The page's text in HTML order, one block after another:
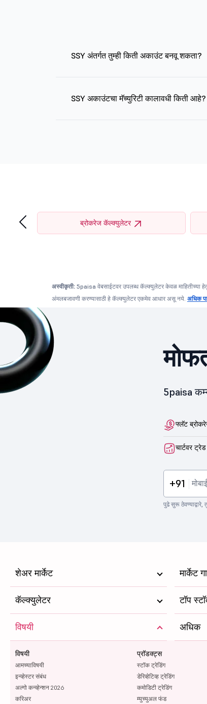
SSY अंतर्गत तुम्ही किती अकाउंट बनवू शकता?
SSY अकाउंटचा मॅच्युरिटी कालावधी किती आहे?
ब्रोकरेज कॅल्क्युलेटर
‹
अस्वीकृती: 5paisa वेबसाईटवर उपलब्ध कॅल्क्युलेटर केवळ माहितीच्या
अंमलबजावणी करण्यासाठी हे कॅल्क्युलेटर एकमेव आधार असू नये. अधिक
5paisa
फ्लॅट
चार्टवर
+91
पुढे सुरू ठेवण्याद्वारे,
शेअर मार्केट मार्केट
कॅल्क्युलेटर टॉप
विषयी
विषयी
आमच्याविषयी
इन्व्हेस्टर संबंध
अल्गो कन्व्हेन्शन 2026
करिअर
प्रॉडक्ट्स
स्टॉक ट्रेडिंग
डेरिव्हेटिव्ह ट्रेडिंग
कमोडिटी ट्रेडिंग
म्युच्युअल फंड
अधिक